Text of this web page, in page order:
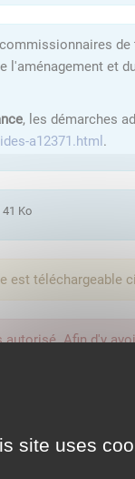
site uses
l'aménagement et
, les démarches
a12371.html .
41 Ko
est téléchargeable
autorisé. Afin d'y
est la